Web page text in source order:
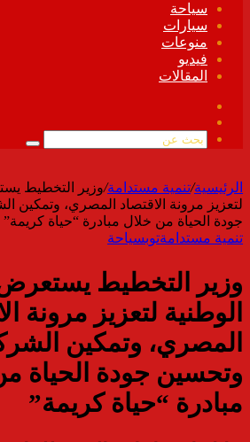
سياحة
سيارات
منوعات
فيديو
المقالات
الموقع
بحث
الرئيسية/تنمية مستدامة/وزير التخطيط
لتعزيز مرونة الاقتصاد المصري، وتمكين
جودة الحياة من خلال مبادرة “حياة كريمة”
تنمية مستدامةتوبسياحة
وزير التخطيط
الوطنية لتعزيز مرونة
المصري، وتمكين
وتحسين جودة الحياة
مبادرة “حياة كريمة”